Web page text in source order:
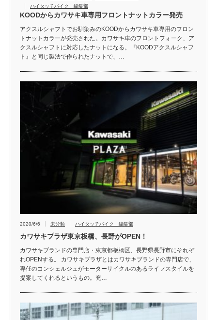
ハイタッチバイク 編集部
KOODからカワサキ車専用フロントナットカラー発売
アクスルシャフトでお馴染みのKOODからカワサキ車専用のフロン
トナットカラーが発売された。カワサキ車のフロントフォーク、ア
クスルシャフトに対応したナットになる。『KOODアクスルシャフ
ト』と同じ製法で作られたナットで、…
2020/6/6 未分類 ハイタッチバイク 編集部
カワサキプラザ東京板橋、長野がOPEN！
カワサキブランドの専門店・東京都板橋区、長野県長野市にそれぞ
れOPENする。 カワサキプラザとはカワサキブランドの専門店で、
専任のコンシェルジュがモーターサイクルのあるライフスタイルを
提案してくれるというもの。充…